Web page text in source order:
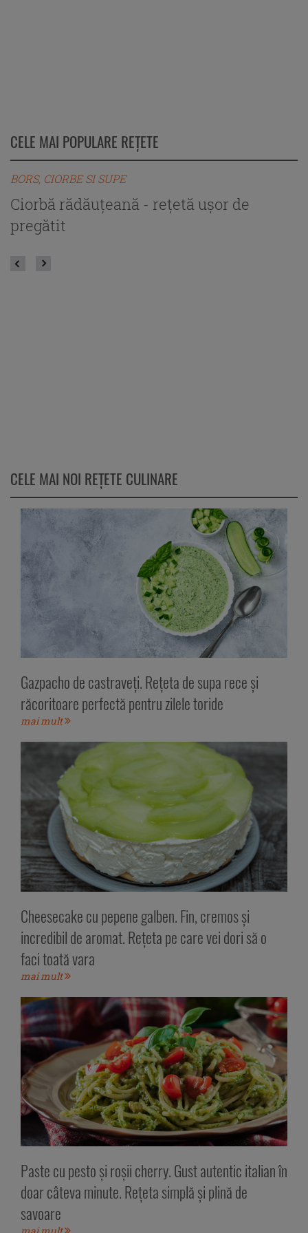
CELE MAI POPULARE REȚETE
BORS, CIORBE SI SUPE
Ciorbă rădăuțeană - rețetă ușor de
pregătit
CELE MAI NOI REȚETE CULINARE
Gazpacho de castraveți. Rețeta de supa rece și
răcoritoare perfectă pentru zilele toride
mai mult
Cheesecake cu pepene galben. Fin, cremos și
incredibil de aromat. Rețeta pe care vei dori să o
faci toată vara
mai mult
Paste cu pesto și roșii cherry. Gust autentic italian în
doar câteva minute. Rețeta simplă și plină de
savoare